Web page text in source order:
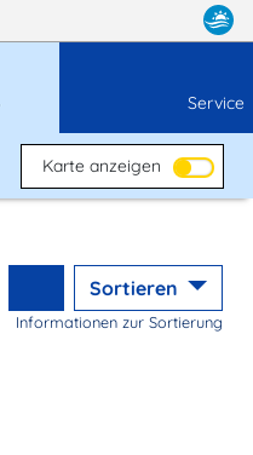
Service
Karte anzeigen
Sortieren
Informationen zur Sortierung